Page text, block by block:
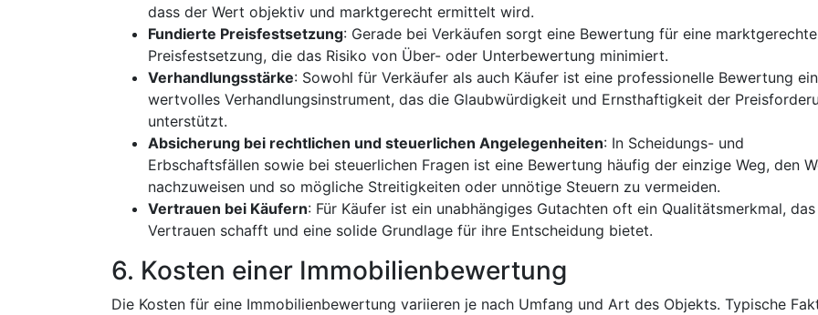
dass der Wert objektiv und marktgerecht ermittelt wird.
Fundierte Preisfestsetzung: Gerade bei Verkäufen sorgt eine Bewertung für eine marktgerechte
Preisfestsetzung, die das Risiko von Über- oder Unterbewertung minimiert.
Verhandlungsstärke: Sowohl für Verkäufer als auch Käufer ist eine professionelle Bewertung ein
wertvolles Verhandlungsinstrument, das die Glaubwürdigkeit und Ernsthaftigkeit der
unterstützt.
Absicherung bei rechtlichen und steuerlichen Angelegenheiten: In Scheidungs- und
Erbschaftsfällen sowie bei steuerlichen Fragen ist eine Bewertung häufig der einzige Weg, den
nachzuweisen und so mögliche Streitigkeiten oder unnötige Steuern zu vermeiden.
Vertrauen bei Käufern: Für Käufer ist ein unabhängiges Gutachten oft ein Qualitätsmerkmal, das
Vertrauen schafft und eine solide Grundlage für ihre Entscheidung bietet.
6. Kosten einer Immobilienbewertung
Die Kosten für eine Immobilienbewertung variieren je nach Umfang und Art des Objekts. Typische